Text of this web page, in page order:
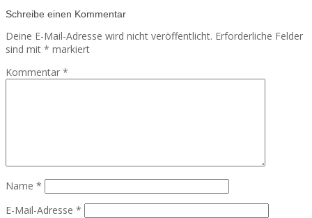
Schreibe einen Kommentar
Deine E-Mail-Adresse wird nicht veröffentlicht. Erforderliche Felder
sind mit * markiert
Kommentar *
Name *
E-Mail-Adresse *